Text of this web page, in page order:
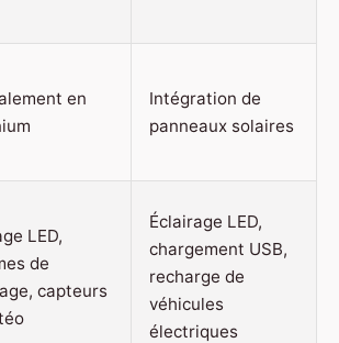
en
Intégration de
panneaux solaires
LED,
de
capteurs
Éclairage LED,
chargement USB,
recharge de
véhicules
électriques